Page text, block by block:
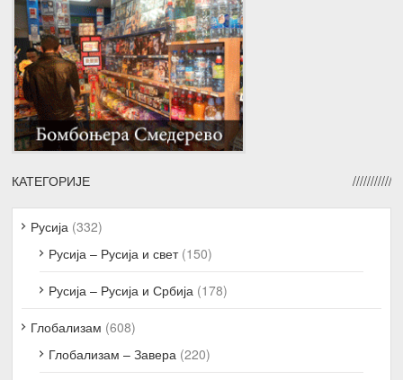
КАТЕГОРИЈЕ
Русија (332)
Русија – Русија и свет(150)
Русија – Русија и Србија (178)
Глобализам (608)
Глобализам – Завера (220)